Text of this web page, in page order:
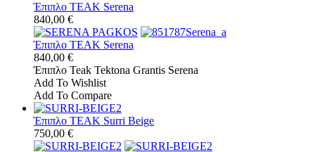
Έπιπλο TEAK Serena
840,00 €
Έπιπλο TEAK Serena
840,00 €
Έπιπλο Teak Tektona Grantis Serena
Add To Wishlist
Add To Compare
Έπιπλο TEAK Surri Beige
750,00 €